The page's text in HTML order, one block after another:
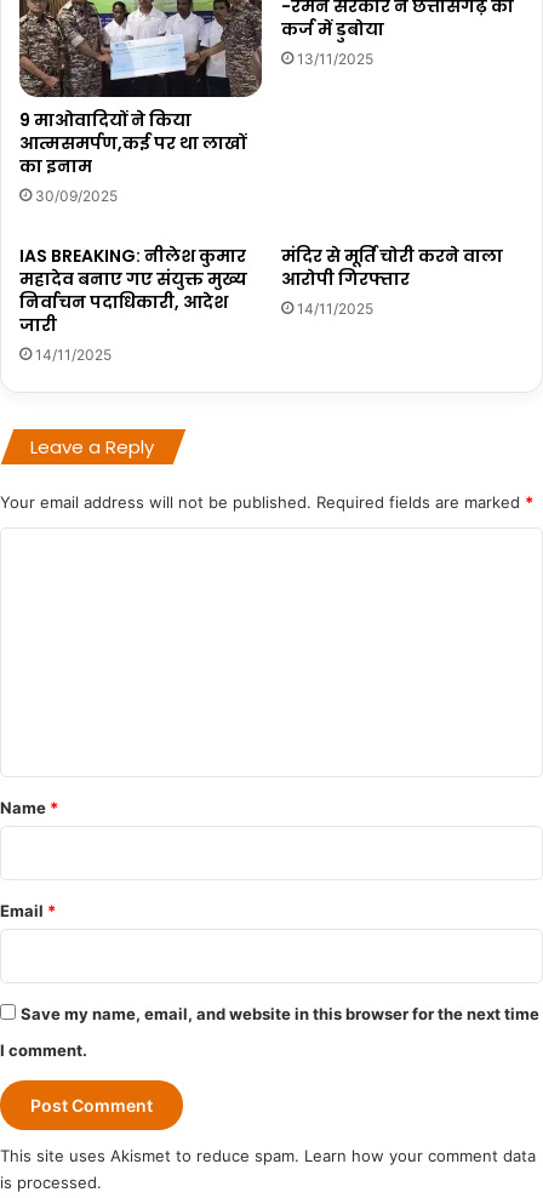
9 माओवादियों ने किया
आत्मसमर्पण,कई पर था लाखों
का इनाम
30/09/2025
-रमन सरकार ने छत्तीसगढ़ को
कर्ज में डुबोया
13/11/2025
IAS BREAKING: नीलेश कुमार
महादेव बनाए गए संयुक्त मुख्य
निर्वाचन पदाधिकारी, आदेश
जारी
14/11/2025
मंदिर से मूर्ति चोरी करने वाला
आरोपी गिरफ्तार
14/11/2025
Leave a Reply
Your email address will not be published. Required fields are marked *
*
Name *
Email *
Save my name, email, and website in this browser for the next time
I comment.
This site uses Akismet to reduce spam. Learn how your comment data
is processed.